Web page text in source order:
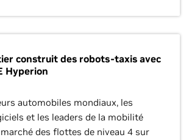
construit des robots-taxis avec
Hyperion
automobiles mondiaux, les
et les leaders de la mobilité
des flottes de niveau 4 sur